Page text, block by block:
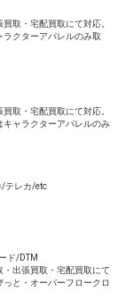
取・宅配買取にて対応。
クターアパレルのみ取
取・宅配買取にて対応。
キャラクターアパレルのみ
/テレカ/etc
ド/DTM
出張買取・宅配買取にて
と・オーバーフロークロ